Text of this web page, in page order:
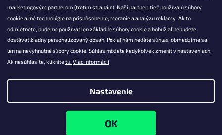
marketingovým partnerom (tretím stranám). Naši partneri tiež používajú súbory
cookie a iné technológie na prispôsobenie, meranie a analýzu reklamy. Ak to
odmietnete, budeme používať len základné súbory cookie a bohužiaľ nebudete
dostávať žiadny personalizovaný obsah. Pokiaľ nám nedáte súhlas, obmedzíme sa
len na nevyhnutné súbory cookie. Súhlas môžete kedykoľvek zmeniť v nastaveniach.
Ak nesúhlasíte, kliknitetu. Viac informácií
Nastavenie
FalanzoSK
Falanzo.sk. Všetky práva vyhradené.